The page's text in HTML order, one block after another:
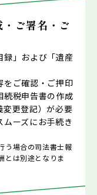
ご署名・ご
録」および「遺産
をご確認・ご押印
続税申告書の作成
変更登記）が必要
ーズにお手続き
う場合の司法書士報
とは別途となりま